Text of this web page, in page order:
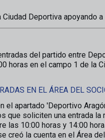
Ciudad Deportiva apoyando
del partido entre
horas en el campo 1 de la
EN EL ÁREA DEL
el apartado 'Deportivo
que soliciten una entrada la
10:00 horas y 14:00
creó la cuenta en el Área